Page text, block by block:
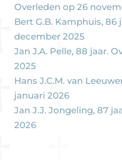
Overleden op 26
Bert G.B. Kamphuis, 86
december 2025
Jan J.A. Pelle, 88 jaar.
2025
Hans J.C.M. van
januari 2026
Jan J.J. Jongeling, 87
2026